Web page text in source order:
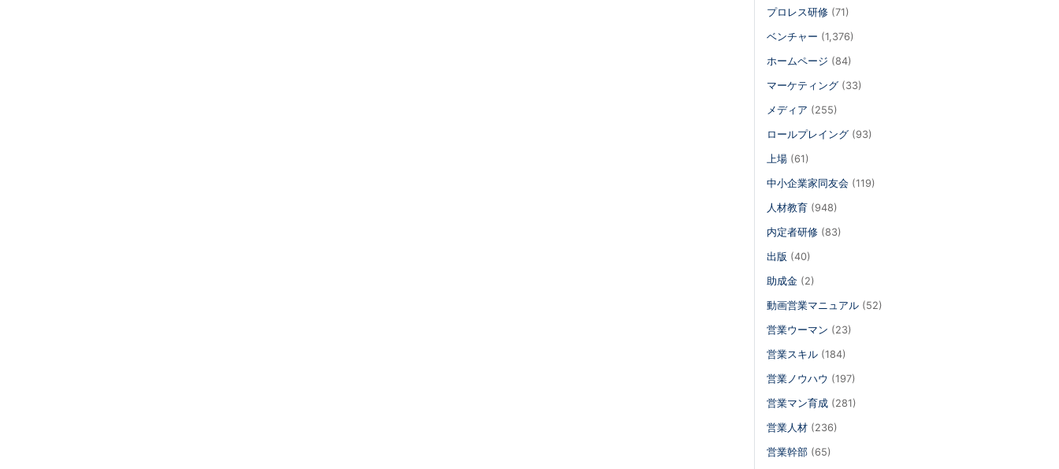
プロレス研修 (71)
ベンチャー (1,376)
ホームページ (84)
マーケティング (33)
メディア (255)
ロールプレイング (93)
上場 (61)
中小企業家同友会 (119)
人材教育 (948)
内定者研修 (83)
出版 (40)
助成金 (2)
動画営業マニュアル (52)
営業ウーマン (23)
営業スキル (184)
営業ノウハウ (197)
営業マン育成 (281)
営業人材 (236)
営業幹部 (65)